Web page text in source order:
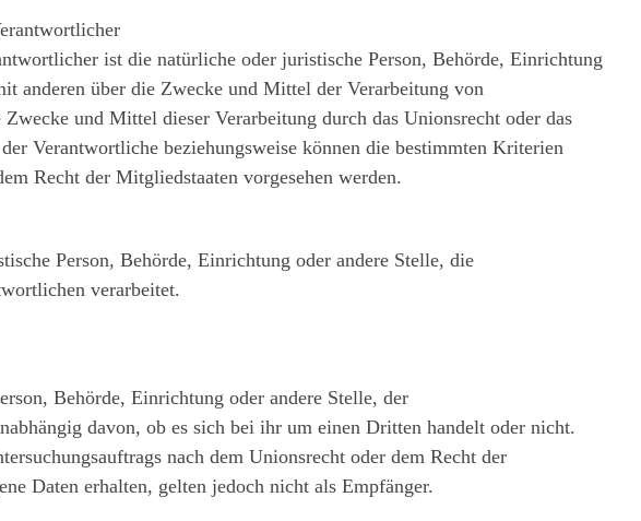
ist die natürliche oder juristische Person, Behörde, Einrichtung
anderen über die Zwecke und Mittel der Verarbeitung von
und Mittel dieser Verarbeitung durch das Unionsrecht oder das
Verantwortliche beziehungsweise können die bestimmten Kriterien
Recht der Mitgliedstaaten vorgesehen werden.
Person, Behörde, Einrichtung oder andere Stelle, die
verarbeitet.
Behörde, Einrichtung oder andere Stelle, der
davon, ob es sich bei ihr um einen Dritten handelt oder nicht.
nach dem Unionsrecht oder dem Recht der
Daten erhalten, gelten jedoch nicht als Empfänger.